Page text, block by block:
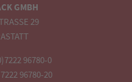
GMBH
29
96780-0
96780-20